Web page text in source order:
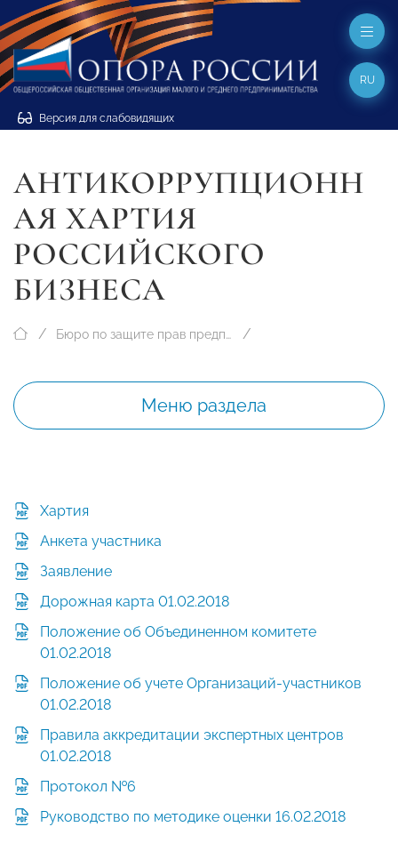
Версия для слабовидящих
RU
АНТИКОРРУПЦИОНН
АЯ ХАРТИЯ
РОССИЙСКОГО
БИЗНЕСА
Бюро по защите прав предпринимателей
Меню раздела
Хартия
Анкета участника
Заявление
Дорожная карта 01.02.2018
Положение об Объединенном комитете
01.02.2018
Положение об учете Организаций-участников
01.02.2018
Правила аккредитации экспертных центров
01.02.2018
Протокол №6
Руководство по методике оценки 16.02.2018